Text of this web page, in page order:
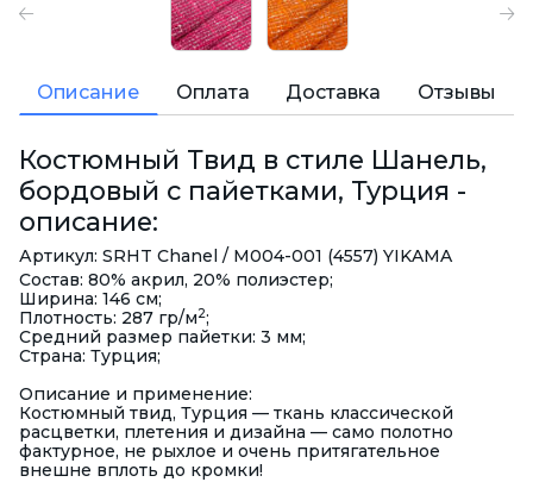
Описание Оплата Доставка Отзывы
Костюмный Твид в стиле Шанель,
бордовый с пайетками, Турция -
описание:
Артикул: SRHT Chanel / M004-001 (4557) YIKAMA
Состав: 80% акрил, 20% полиэстер;
Ширина: 146 см;
Плотность: 287 гр/м2;
Средний размер пайетки: 3 мм;
Страна: Турция;
Описание и применение:
Костюмный твид, Турция — ткань классической
расцветки, плетения и дизайна — само полотно
фактурное, не рыхлое и очень притягательное
внешне вплоть до кромки!